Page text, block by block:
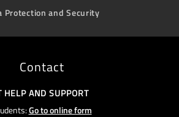
Protection and Security
Contact
HELP AND SUPPORT
Go to online form